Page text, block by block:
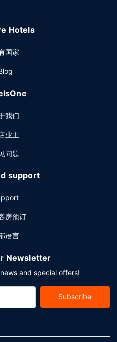
Hotels
国家
我们
业主
问题
support
房预订
语言
Newsletter
and special offers!
Subscribe